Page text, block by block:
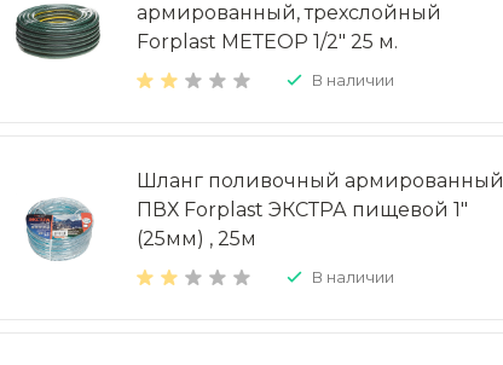
армированный, трехслойный
Forplast МЕТЕОР 1/2" 25 м.
В наличии
Шланг поливочный армированный
ПВХ Forplast ЭКСТРА пищевой 1"
(25мм) , 25м
В наличии